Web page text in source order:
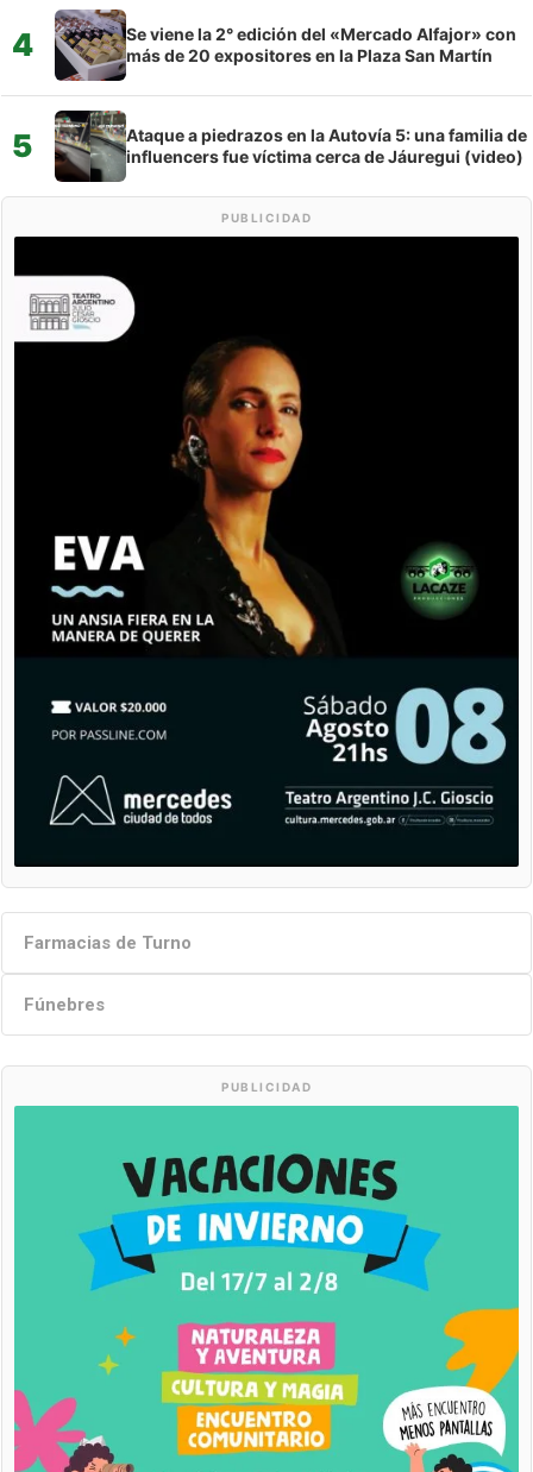
4
Se viene la 2° edición del «Mercado Alfajor» con
más de 20 expositores en la Plaza San Martín
5
Ataque a piedrazos en la Autovía 5: una familia de
influencers fue víctima cerca de Jáuregui (video)
PUBLICIDAD
Farmacias de Turno
Fúnebres
PUBLICIDAD